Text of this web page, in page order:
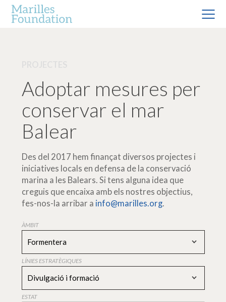
Adoptar mesures per
conservar el mar
Balear
Des del 2017 hem finançat diversos projectes i
iniciatives locals en defensa de la conservació
marina a les Balears. Si tens alguna idea que
creguis que encaixa amb els nostres objectius,
fes-nos-la arribar a info@marilles.org.
ÀMBIT
Formentera
LÍNIES ESTRATÈGIQUES
Divulgació i formació
ESTAT